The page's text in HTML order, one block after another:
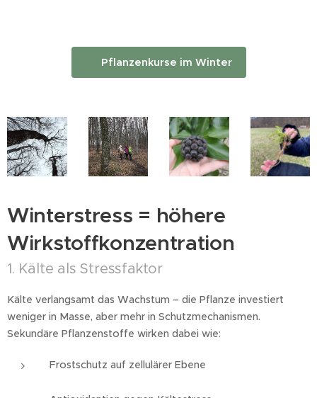
🌿 Pflanzenkurse im Winter
Winterstress = höhere
Wirkstoffkonzentration
1. Kälte als Stressfaktor
Kälte verlangsamt das Wachstum – die Pflanze investiert
weniger in Masse, aber mehr in Schutzmechanismen.
Sekundäre Pflanzenstoffe wirken dabei wie:
Frostschutz auf zellulärer Ebene